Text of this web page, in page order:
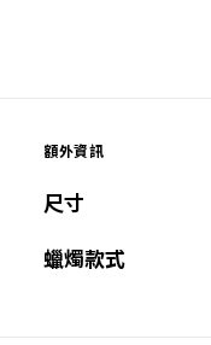
額外資訊
尺寸
蠟燭款式